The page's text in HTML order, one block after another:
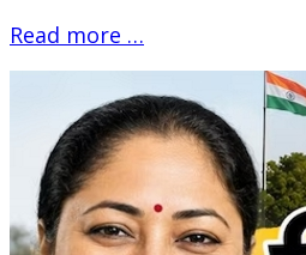
Read more …